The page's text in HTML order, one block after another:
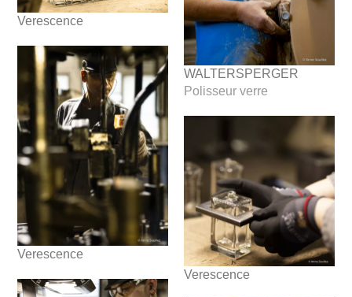
WALTERSPERGER
Polisseur verre
Verescence
Verescence
Verescence